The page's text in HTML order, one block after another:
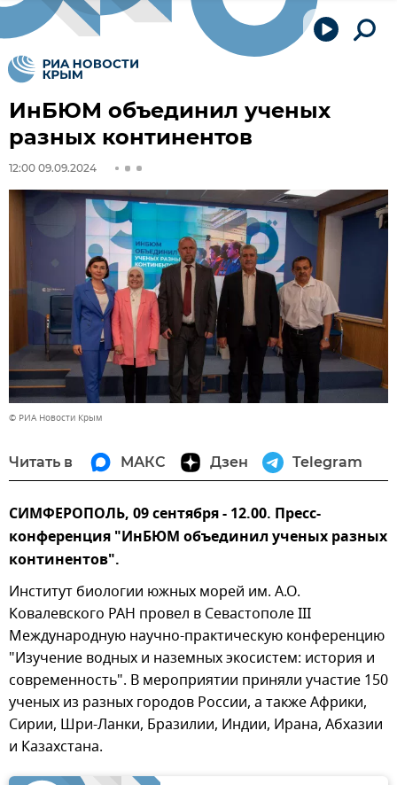
ИнБЮМ объединил ученых
разных континентов
12:00 09.09.2024
© РИА Новости Крым
Читать в МАКС Дзен Telegram
СИМФЕРОПОЛЬ, 09 сентября - 12.00. Пресс-
конференция "ИнБЮМ объединил ученых разных
континентов".
Институт биологии южных морей им. А.О.
Ковалевского РАН провел в Севастополе III
Международную научно-практическую конференцию
"Изучение водных и наземных экосистем: история и
современность". В мероприятии приняли участие 150
ученых из разных городов России, а также Африки,
Сирии, Шри-Ланки, Бразилии, Индии, Ирана, Абхазии
и Казахстана.